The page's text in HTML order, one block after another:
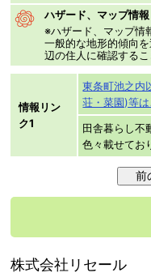
ハザード、マップ情報
※ハザード、マップ
一般的な地形的傾向
辺の住人に確認するこ
情報リン
ク1
東条町池之内
荘・菜園)等
田舎暮らし不
色々載せてお
株式会社リセール